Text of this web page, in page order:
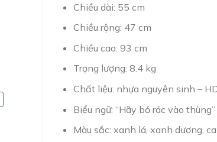
Chiều dài: 55 cm
Chiều rộng: 47 cm
Chiều cao: 93 cm
Trọng lượng: 8.4 kg
Chất liệu: nhựa nguyên sinh –
Biểu ngữ: “Hãy bỏ rác vào thùng”
Màu sắc: xanh lá, xanh dương,